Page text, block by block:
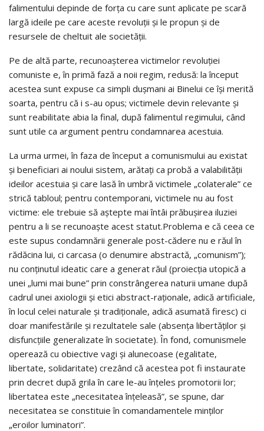
falimentului depinde de forţa cu care sunt aplicate pe scară
largă ideile pe care aceste revoluţii şi le propun și de
resursele de cheltuit ale societății.
Pe de altă parte, recunoașterea victimelor revoluţiei
comuniste e, în primă fază a noii regim, redusă: la început
acestea sunt expuse ca simpli duşmani ai Binelui ce îşi merită
soarta, pentru că i s-au opus; victimele devin relevante și
sunt reabilitate abia la final, după falimentul regimului, când
sunt utile ca argument pentru condamnarea acestuia.
La urma urmei, în faza de început a comunismului au existat
și beneficiari ai noului sistem, arătați ca probă a valabilității
ideilor acestuia și care lasă în umbră victimele „colaterale” ce
strică tabloul; pentru contemporani, victimele nu au fost
victime: ele trebuie să aștepte mai întâi prăbușirea iluziei
pentru a li se recunoaște acest statut.Problema e că ceea ce
este supus condamnării generale post-cădere nu e răul în
rădăcina lui, ci carcasa (o denumire abstractă, „comunism”);
nu conținutul ideatic care a generat răul (proiecția utopică a
unei „lumi mai bune” prin constrângerea naturii umane după
cadrul unei axiologii și etici abstract-raționale, adică artificiale,
în locul celei naturale și tradiționale, adică asumată firesc) ci
doar manifestările și rezultatele sale (absenţa libertăţilor şi
disfuncţiile generalizate în societate). În fond, comunismele
operează cu obiective vagi și alunecoase (egalitate,
libertate, solidaritate) crezând că acestea pot fi instaurate
prin decret după grila în care le-au înțeles promotorii lor;
libertatea este „necesitatea înțeleasă”, se spune, dar
necesitatea se constituie în comandamentele minților
„eroilor luminatori”.